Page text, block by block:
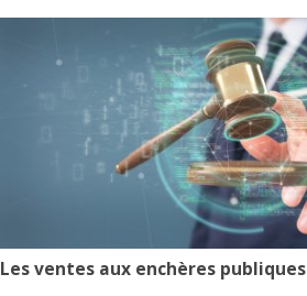
Les ventes aux enchères publiques